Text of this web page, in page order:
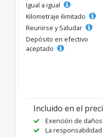
Igual a igual
Kilometraje ilimitado
Reunirse y Saludar
Depósito en efectivo
aceptado
Incluido en el
Exención de
La